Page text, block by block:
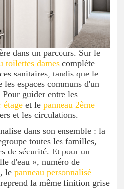
dans un parcours. Sur le
toilettes dames complète
sanitaires, tandis que le
les espaces communs d'un
Pour guider entre les
étage et le panneau 2ème
et les circulations.
dans son ensemble : la
toutes les familles,
de sécurité. Et pour un
d'eau », numéro de
le panneau personnalisé
reprend la même finition grise